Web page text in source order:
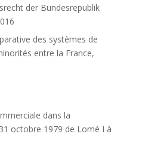
der Bundesrepublik
des systèmes de
entre la France,
dans la
octobre 1979 de Lomé I à